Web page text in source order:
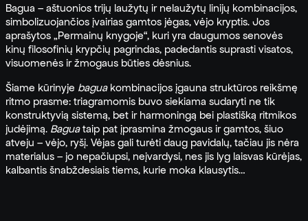
Bagua – aštuonios trijų laužytų ir nelaužytų linijų kombinacijos,
simbolizuojančios įvairias gamtos jėgas, vėjo kryptis. Jos
aprašytos „Permainų knygoje“, kuri yra daugumos senovės
kinų filosofinių krypčių pagrindas, padedantis suprasti visatos,
visuomenės ir žmogaus būties dėsnius.
Šiame kūrinyje baguakombinacijos įgauna struktūros reikšmę
ritmo prasme: triagramomis buvo siekiama sudaryti ne tik
konstruktyvią sistemą, bet ir harmoningą bei plastišką ritmikos
judėjimą. Baguataip pat įprasmina žmogaus ir gamtos, šiuo
atveju – vėjo, ryšį. Vėjas gali turėti daug pavidalų, tačiau jis nėra
materialus – jo nepačiupsi, neįvardysi, nes jis lyg laisvas kūrėjas,
kalbantis šnabždesiais tiems, kurie moka klausytis…